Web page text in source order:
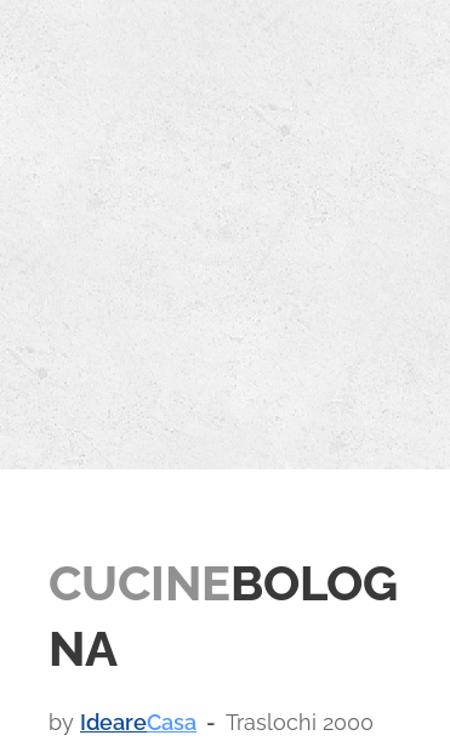
CUCINEBOLOG
NA
by IdeareCasa - Traslochi 2000